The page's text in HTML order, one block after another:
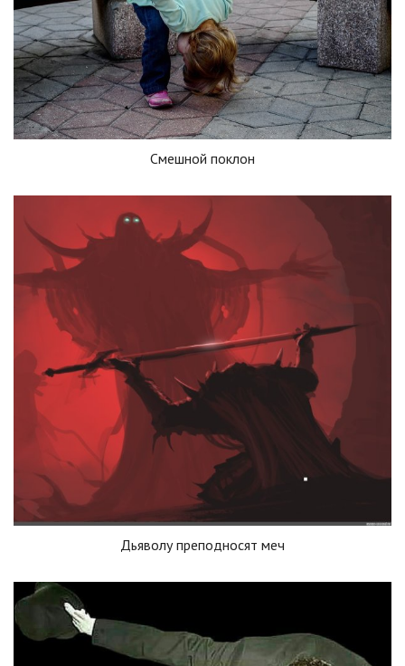
Смешной поклон
Дьяволу преподносят меч